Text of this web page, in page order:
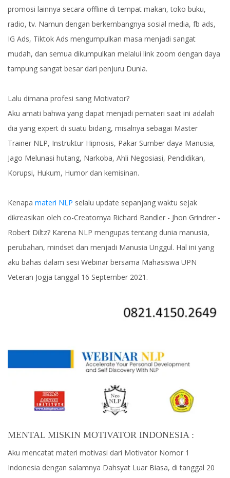
promosi lainnya secara offline di tempat makan, toko buku,
radio, tv. Namun dengan berkembangnya sosial media, fb ads,
IG Ads, Tiktok Ads mengumpulkan masa menjadi sangat
mudah, dan semua dikumpulkan melalui link zoom dengan daya
tampung sangat besar dari penjuru Dunia.
Lalu dimana profesi sang Motivator?
Aku amati bahwa yang dapat menjadi pemateri saat ini adalah
dia yang expert di suatu bidang, misalnya sebagai Master
Trainer NLP, Instruktur Hipnosis, Pakar Sumber daya Manusia,
Jago Melunasi hutang, Narkoba, Ahli Negosiasi, Pendidikan,
Korupsi, Hukum, Humor dan kemisinan.
Kenapa materi NLP selalu update sepanjang waktu sejak
dikreasikan oleh co-Creatornya Richard Bandler - Jhon Grindrer -
Robert Diltz? Karena NLP mengupas tentang dunia manusia,
perubahan, mindset dan menjadi Manusia Unggul. Hal ini yang
aku bahas dalam sesi Webinar bersama Mahasiswa UPN
Veteran Jogja tanggal 16 September 2021.
MENTAL MISKIN MOTIVATOR INDONESIA :
Aku mencatat materi motivasi dari Motivator Nomor 1
Indonesia dengan salamnya Dahsyat Luar Biasa, di tanggal 20